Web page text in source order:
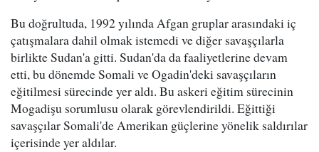
Bu doğrultuda, 1992 yılında Afgan gruplar arasındaki iç
çatışmalara dahil olmak istemedi ve diğer savaşçılarla
birlikte Sudan'a gitti. Sudan'da da faaliyetlerine devam
etti, bu dönemde Somali ve Ogadin'deki savaşçıların
eğitilmesi sürecinde yer aldı. Bu askeri eğitim sürecinin
Mogadişu sorumlusu olarak görevlendirildi. Eğittiği
savaşçılar Somali'de Amerikan güçlerine yönelik saldırılar
içerisinde yer aldılar.